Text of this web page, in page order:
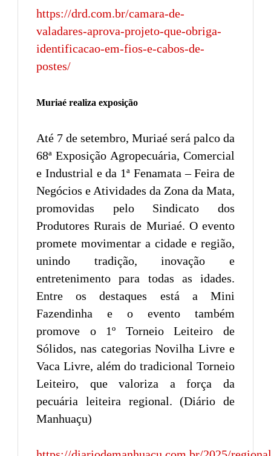
https://drd.com.br/camara-de-
valadares-aprova-projeto-que-obriga-
identificacao-em-fios-e-cabos-de-
postes/
Muriaé realiza exposição
Até 7 de setembro, Muriaé será palco da
68ª Exposição Agropecuária, Comercial
e Industrial e da 1ª Fenamata – Feira de
Negócios e Atividades da Zona da Mata,
promovidas pelo Sindicato dos
Produtores Rurais de Muriaé. O evento
promete movimentar a cidade e região,
unindo tradição, inovação e
entretenimento para todas as idades.
Entre os destaques está a Mini
Fazendinha e o evento também
promove o 1º Torneio Leiteiro de
Sólidos, nas categorias Novilha Livre e
Vaca Livre, além do tradicional Torneio
Leiteiro, que valoriza a força da
pecuária leiteira regional. (Diário de
Manhuaçu)